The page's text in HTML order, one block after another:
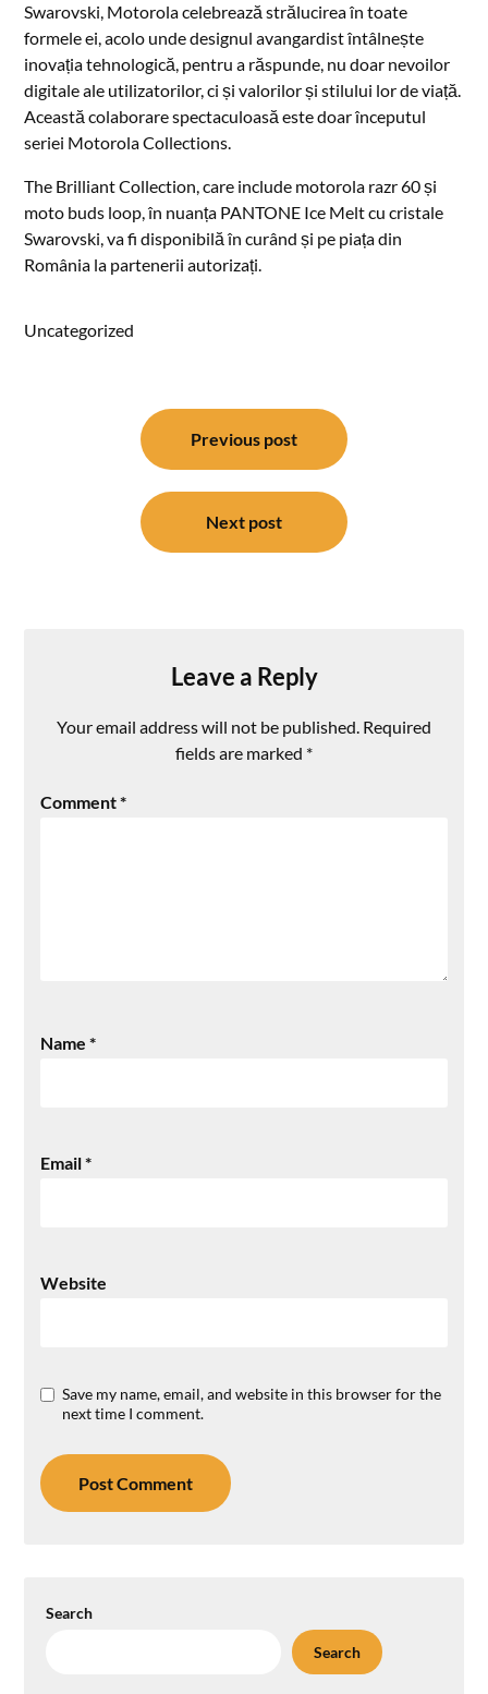
Swarovski, Motorola celebrează strălucirea în toate
formele ei, acolo unde designul avangardist întâlnește
inovația tehnologică, pentru a răspunde, nu doar nevoilor
digitale ale utilizatorilor, ci și valorilor și stilului lor de viață.
Această colaborare spectaculoasă este doar începutul
seriei Motorola Collections.
The Brilliant Collection, care include motorola razr 60 și
moto buds loop, în nuanța PANTONE Ice Melt cu cristale
Swarovski, va fi disponibilă în curând și pe piața din
România la partenerii autorizați.
Uncategorized
Previous post
Next post
Leave a Reply
Your email address will not be published. Required
fields are marked *
Comment*
Name*
Email*
Website
Save my name, email, and website in this browser for the
next time I comment.
Search
Search